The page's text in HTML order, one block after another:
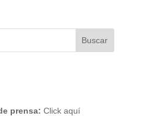
prensa: Click aquí